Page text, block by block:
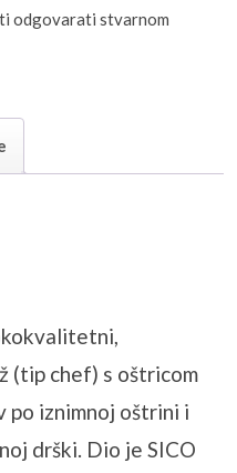
odgovarati stvarnom
(tip chef) s oštricom
po iznimnoj oštrini i
drški. Dio je SICO